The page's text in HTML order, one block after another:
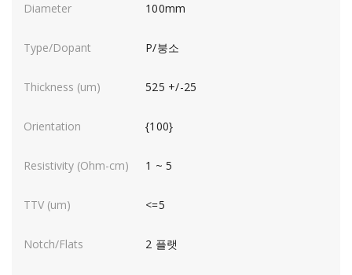
100mm
P/붕소
525 +/-25
{100}
1 ~ 5
<=5
2 플랫